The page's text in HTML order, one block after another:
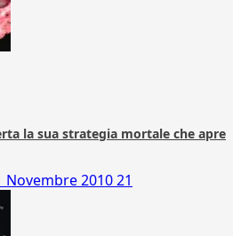
la sua strategia mortale che apre
Novembre 201021